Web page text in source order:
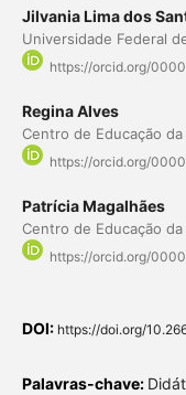
Jilvania Lima dos
Universidade Federal
https://orcid.org/
Regina Alves
Centro de Educação
https://orcid.org/
Patrícia Magalhães
Centro de Educação
https://orcid.org/
DOI: https://doi.org/
Palavras-chave: